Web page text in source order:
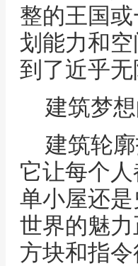
整的王国
划能力和
到了近乎无
建筑梦
建筑轮
它让每个
单小屋还
世界的魅
方块和指